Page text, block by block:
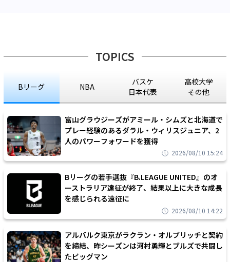
TOPICS
Bリーグ NBA
バスケ
日本代表
高校大学
その他
富山グラウジーズがアミール・シムズと北海道で
プレー経験のあるダラル・ウィリスジュニア、2
人のパワーフォワードを獲得
2026/08/10 15:24
Bリーグの若手選抜『B.LEAGUE UNITED』のオ
ーストラリア遠征が終了、結果以上に大きな成長
を感じられる遠征に
2026/08/10 14:22
アルバルク東京がラクラン・オルブリッチと契約
を締結、昨シーズンは河村勇輝とブルズで共闘し
たビッグマン